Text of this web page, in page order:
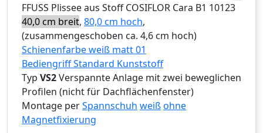
FFUSS Plissee aus Stoff COSIFLOR Cara B1 10123
40,0 cm breit, 80,0 cm hoch,
(zusammengeschoben ca. 4,6 cm hoch)
Schienenfarbe weiß matt 01
Bediengriff Standard Kunststoff
Typ VS2Verspannte Anlage mit zwei beweglichen
Profilen (nicht für Dachflächenfenster)
Montage perSpannschuh weißohne
Magnetfixierung